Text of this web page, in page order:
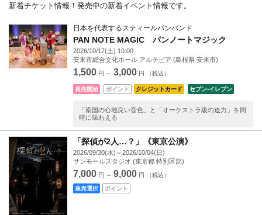
新着チケット情報！発売中の新着イベント情報です。
日本を代表するスティールパンバンド
PAN NOTE MAGIC パンノートマジック
2026/10/17(土) 10:00
安来市総合文化ホール アルテピア (島根県 安来市)
1,500 円 ～ 3,000 円 （税込）
発売開始 ポイント クレジットカード セブン‐イレブン
「南国の心地良い音色」と「オーケストラ級の迫力」を同
時に味わえる
「探偵が2人…？」《東京公演》
2026/09/30(水)～2026/10/04(日)
サンモールスタジオ (東京都 特別区部)
7,000 円 ～ 9,000 円 （税込）
座席選択 ポイント